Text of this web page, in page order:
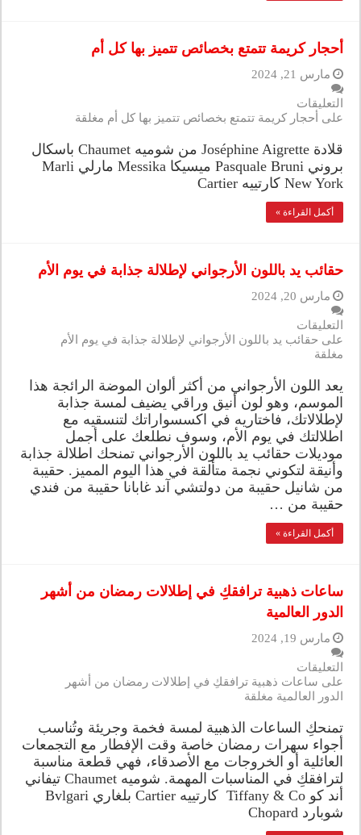
أحجار كريمة تتمتع بخصائص تتميز بها كل أم
مارس 21, 2024
التعليقات
على أحجار كريمة تتمتع بخصائص تتميز بها كل أم مغلقة
قلادة Joséphine Aigrette من شوميه Chaumet باسكال
بروني Pasquale Bruni ميسيكا Messika مارلي Marli
New York كارتييه Cartier
أكمل القراءة »
حقائب يد باللون الأرجواني لإطلالة جذابة في يوم الأم
مارس 20, 2024
التعليقات
على حقائب يد باللون الأرجواني لإطلالة جذابة في يوم الأم
مغلقة
يعد اللون الأرجواني من أكثر ألوان الموضة الرائجة هذا
الموسم، وهو لون أنيق وراقي يضيف لمسة جذابة
لإطلالاتك، فاختاريه في اكسسواراتك لتنسقيه مع
اطلالتك في يوم الأم، وسوف نطلعك على أجمل
موديلات حقائب يد باللون الأرجواني تمنحك اطلالة جذابة
وأنيقة لتكوني نجمة متألقة في هذا اليوم المميز. حقيبة
من شانيل حقيبة من دولتشي آند غابانا حقيبة من فندي
حقيبة من …
أكمل القراءة »
ساعات ذهبية ترافقكِ في إطلالات رمضان من أشهر
الدور العالمية
مارس 19, 2024
التعليقات
على ساعات ذهبية ترافقكِ في إطلالات رمضان من أشهر
الدور العالمية مغلقة
تمنحكِ الساعات الذهبية لمسة فخمة وجريئة وتُناسب
أجواء سهرات رمضان خاصة وقت الإفطار مع التجمعات
العائلية أو الخروجات مع الأصدقاء، فهي قطعة مناسبة
لترافقكِ في المناسبات المهمة. شوميه Chaumet تيفاني
أند كو Tiffany & Co كارتييه Cartier بلغاري Bvlgari
شوبارد Chopard